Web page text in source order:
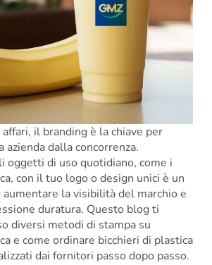
il branding è la chiave per
dalla concorrenza.
oggetti di uso quotidiano, come i
con il tuo logo o design unici è un
la visibilità del marchio e
duratura. Questo blog ti
diversi metodi di stampa su
e come ordinare bicchieri di plastica
dai fornitori passo dopo passo.